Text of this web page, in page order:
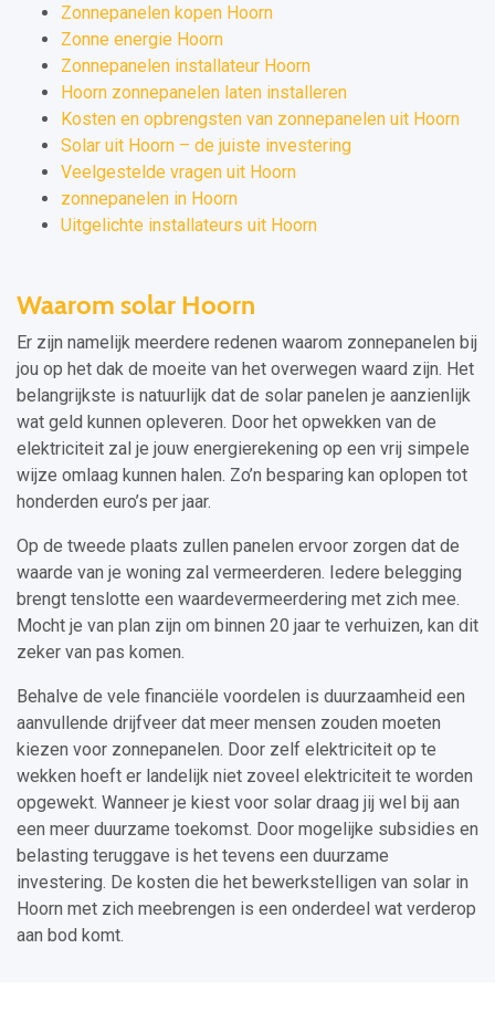
Zonnepanelen kopen Hoorn
Zonne energie Hoorn
Zonnepanelen installateur Hoorn
Hoorn zonnepanelen laten installeren
Kosten en opbrengsten van zonnepanelen uit Hoorn
Solar uit Hoorn – de juiste investering
Veelgestelde vragen uit Hoorn
zonnepanelen in Hoorn
Uitgelichte installateurs uit Hoorn
Waarom solar Hoorn
Er zijn namelijk meerdere redenen waarom zonnepanelen bij
jou op het dak de moeite van het overwegen waard zijn. Het
belangrijkste is natuurlijk dat de solar panelen je aanzienlijk
wat geld kunnen opleveren. Door het opwekken van de
elektriciteit zal je jouw energierekening op een vrij simpele
wijze omlaag kunnen halen. Zo’n besparing kan oplopen tot
honderden euro’s per jaar.
Op de tweede plaats zullen panelen ervoor zorgen dat de
waarde van je woning zal vermeerderen. Iedere belegging
brengt tenslotte een waardevermeerdering met zich mee.
Mocht je van plan zijn om binnen 20 jaar te verhuizen, kan dit
zeker van pas komen.
Behalve de vele financiële voordelen is duurzaamheid een
aanvullende drijfveer dat meer mensen zouden moeten
kiezen voor zonnepanelen. Door zelf elektriciteit op te
wekken hoeft er landelijk niet zoveel elektriciteit te worden
opgewekt. Wanneer je kiest voor solar draag jij wel bij aan
een meer duurzame toekomst. Door mogelijke subsidies en
belasting teruggave is het tevens een duurzame
investering. De kosten die het bewerkstelligen van solar in
Hoorn met zich meebrengen is een onderdeel wat verderop
aan bod komt.